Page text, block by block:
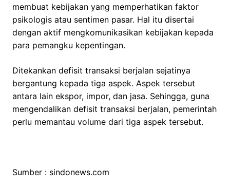
membuat kebijakan yang memperhatikan faktor
psikologis atau sentimen pasar. Hal itu disertai
dengan aktif mengkomunikasikan kebijakan kepada
para pemangku kepentingan.
Ditekankan defisit transaksi berjalan sejatinya
bergantung kepada tiga aspek. Aspek tersebut
antara lain ekspor, impor, dan jasa. Sehingga, guna
mengendalikan defisit transaksi berjalan, pemerintah
perlu memantau volume dari tiga aspek tersebut.
Sumber : sindonews.com